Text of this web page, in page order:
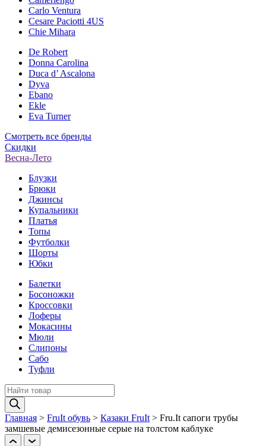
Carlo Ventura
Cesare Paciotti 4US
Chie Mihara
De Robert
Donna Carolina
Duca d’ Ascalona
Dyva
Ebano
Ekle
Eva Turner
Смотреть все бренды
Скидки
Весна-Лето
Блузки
Брюки
Джинсы
Купальники
Платья
Топы
Футболки
Шорты
Юбки
Балетки
Босоножки
Кроссовки
Лоферы
Мокасины
Мюли
Слипоны
Сабо
Туфли
Поиск
товаров
Главная > FruIt обувь > Казаки FruIt > Fru.It сапоги трубы
замшевые демисезонные cерые на толcтом каблуке